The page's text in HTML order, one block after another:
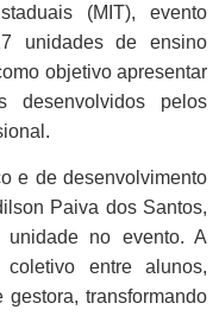
(MIT), evento
unidades de ensino
objetivo apresentar
desenvolvidos pelos
e de desenvolvimento
Paiva dos Santos,
no evento. A
entre alunos,
transformando